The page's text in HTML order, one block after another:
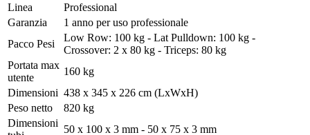
Linea
Professional
Garanzia
1 anno per uso professionale
Pacco Pesi
Low Row: 100 kg - Lat Pulldown: 100 kg -
Crossover: 2 x 80 kg - Triceps: 80 kg
Portata max
utente
160 kg
Dimensioni 438 x 345 x 226 cm (LxWxH)
Peso netto
820 kg
Dimensioni
50 x 100 x 3 mm - 50 x 75 x 3 mm